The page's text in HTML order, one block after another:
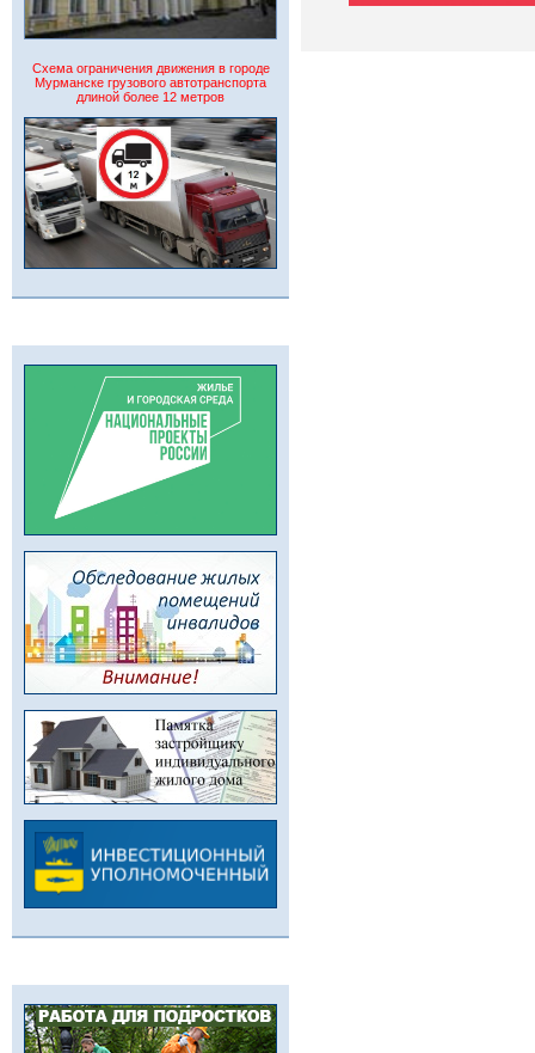
Схема ограничения движения в городе
Мурманске грузового автотранспорта
длиной более 12 метров